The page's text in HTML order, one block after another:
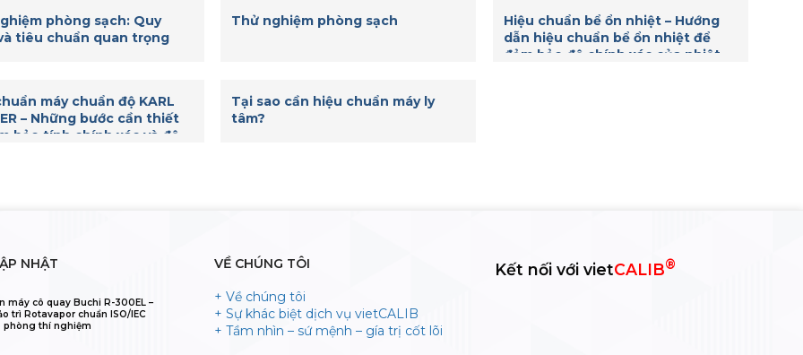
phòng sạch: Quy
tiêu chuẩn quan trọng
Thử nghiệm phòng sạch
Hiệu chuẩn bể ổn nhiệt – Hướng
dẫn hiệu chuẩn bể ổn nhiệt để
đảm bảo độ chính xác của nhiệt
máy chuẩn độ KARL
– Những bước cần thiết
bảo tính chính xác và độ
Tại sao cần hiệu chuẩn máy ly
tâm?
NHẬT
máy cô quay Buchi R-300EL –
trì Rotavapor chuẩn ISO/IEC
phòng thí nghiệm
VỀ CHÚNG TÔI
+ Về chúng tôi
+ Sự khác biệt dịch vụ vietCALIB
+ Tầm nhìn – sứ mệnh – gía trị cốt lõi
Kết nối với vietCALIB®